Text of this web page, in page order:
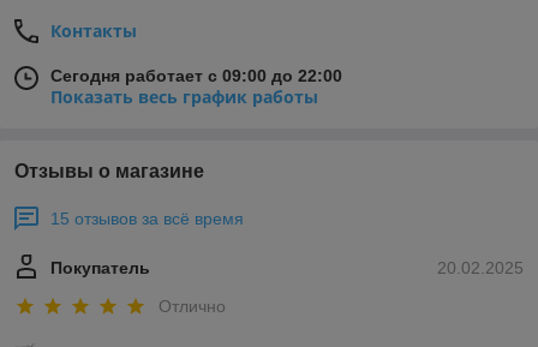
Контакты
Сегодня работает с 09:00 до 22:00
Показать весь график работы
Отзывы о магазине
15 отзывов за всё время
20.02.2025
Покупатель
Отлично